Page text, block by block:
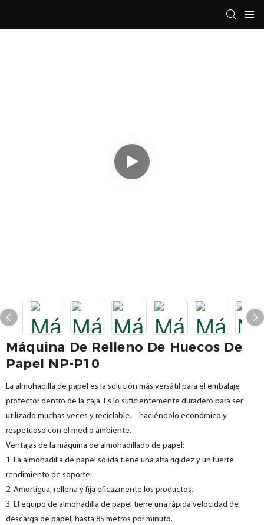
Máquina De Relleno De Huecos De
Papel NP-P10
La almohadilla de papel es la solución más versátil para el embalaje
protector dentro de la caja. Es lo suficientemente duradero para ser
utilizado muchas veces y reciclable. – haciéndolo económico y
respetuoso con el medio ambiente.
Ventajas de la máquina de almohadillado de papel:
1. La almohadilla de papel sólida tiene una alta rigidez y un fuerte
rendimiento de soporte.
2. Amortigua, rellena y fija eficazmente los productos.
3. El equipo de almohadilla de papel tiene una rápida velocidad de
descarga de papel, hasta 85 metros por minuto.